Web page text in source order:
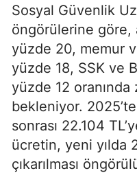
Sosyal Güvenlik
öngörülerine göre,
yüzde 20, memur
yüzde 18, SSK ve
yüzde 12 oranında
bekleniyor.
sonrası 22.104
ücretin, yeni yılda
çıkarılması